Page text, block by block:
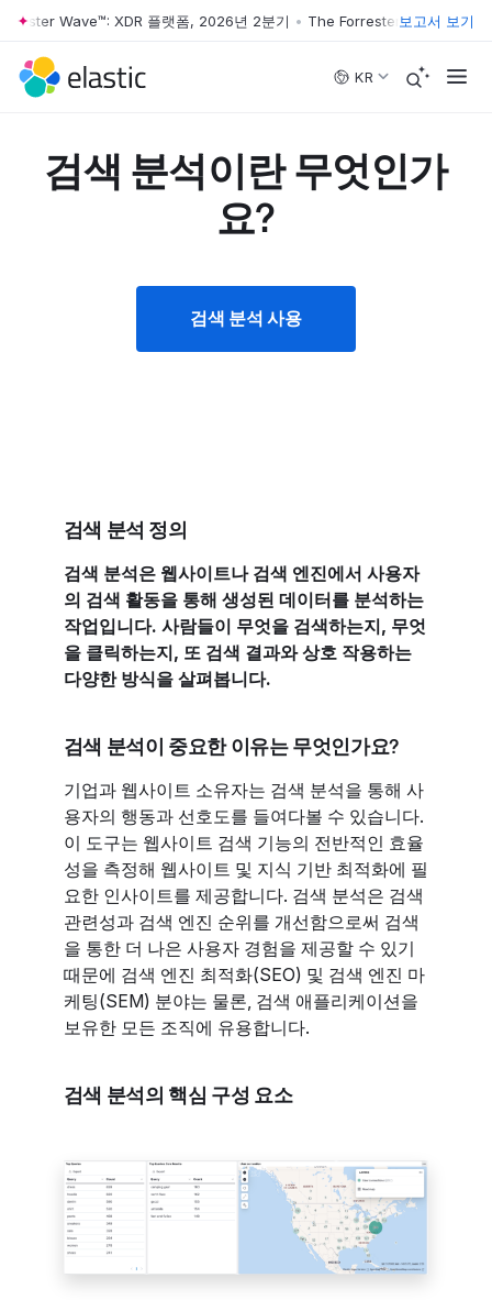
Skip to main content
Wave™: XDR 플랫폼, 2026년 2분기 • The Forrester Wave™: XDR 플
보고서 보기
KR
검색 분석이란 무엇인가
요?
검색 분석 사용
검색 분석 정의
검색 분석은 웹사이트나 검색 엔진에서 사용자
의 검색 활동을 통해 생성된 데이터를 분석하는
작업입니다. 사람들이 무엇을 검색하는지, 무엇
을 클릭하는지, 또 검색 결과와 상호 작용하는
다양한 방식을 살펴봅니다.
검색 분석이 중요한 이유는 무엇인가요?
기업과 웹사이트 소유자는 검색 분석을 통해 사
용자의 행동과 선호도를 들여다볼 수 있습니다.
이 도구는 웹사이트 검색 기능의 전반적인 효율
성을 측정해 웹사이트 및 지식 기반 최적화에 필
요한 인사이트를 제공합니다. 검색 분석은 검색
관련성과 검색 엔진 순위를 개선함으로써 검색
을 통한 더 나은 사용자 경험을 제공할 수 있기
때문에 검색 엔진 최적화(SEO) 및 검색 엔진 마
케팅(SEM) 분야는 물론, 검색 애플리케이션을
보유한 모든 조직에 유용합니다.
검색 분석의 핵심 구성 요소